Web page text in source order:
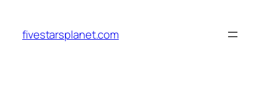
content
fivestarsplanet.com